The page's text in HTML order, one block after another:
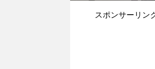
スポンサーリン